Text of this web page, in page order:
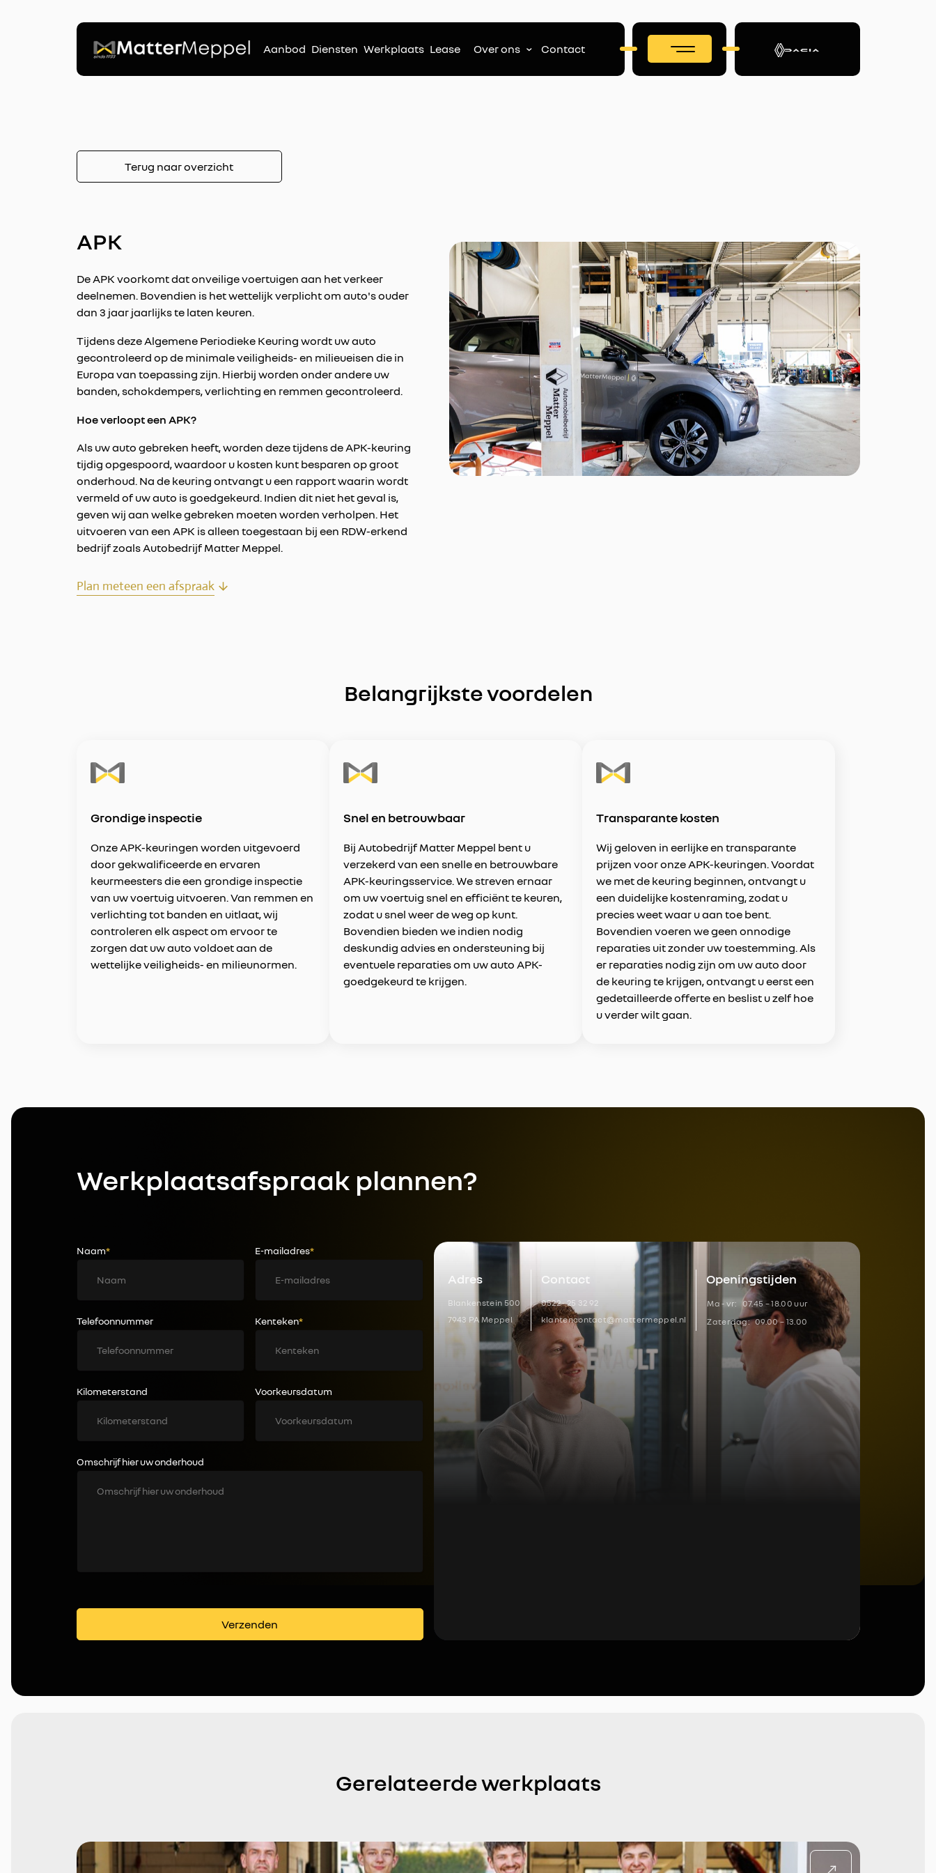
Aanbod Diensten Werkplaats Lease Over ons Contact
Terug naar overzicht
APK
De APK voorkomt dat onveilige voertuigen aan het verkeer
deelnemen. Bovendien is het wettelijk verplicht om auto's ouder
dan 3 jaar jaarlijks te laten keuren.
Tijdens deze Algemene Periodieke Keuring wordt uw auto
gecontroleerd op de minimale veiligheids- en milieueisen die in
Europa van toepassing zijn. Hierbij worden onder andere uw
banden, schokdempers, verlichting en remmen gecontroleerd.
Hoe verloopt een APK?
Als uw auto gebreken heeft, worden deze tijdens de APK-keuring
tijdig opgespoord, waardoor u kosten kunt besparen op groot
onderhoud. Na de keuring ontvangt u een rapport waarin wordt
vermeld of uw auto is goedgekeurd. Indien dit niet het geval is,
geven wij aan welke gebreken moeten worden verholpen. Het
uitvoeren van een APK is alleen toegestaan bij een RDW-erkend
bedrijf zoals Autobedrijf Matter Meppel.
Plan meteen een afspraak
Belangrijkste voordelen
Grondige inspectie
Onze APK-keuringen worden uitgevoerd
door gekwalificeerde en ervaren
keurmeesters die een grondige inspectie
van uw voertuig uitvoeren. Van remmen en
verlichting tot banden en uitlaat, wij
controleren elk aspect om ervoor te
zorgen dat uw auto voldoet aan de
wettelijke veiligheids- en milieunormen.
Snel en betrouwbaar
Bij Autobedrijf Matter Meppel bent u
verzekerd van een snelle en betrouwbare
APK-keuringsservice. We streven ernaar
om uw voertuig snel en efficiënt te keuren,
zodat u snel weer de weg op kunt.
Bovendien bieden we indien nodig
deskundig advies en ondersteuning bij
eventuele reparaties om uw auto APK-
goedgekeurd te krijgen.
Transparante kosten
Wij geloven in eerlijke en transparante
prijzen voor onze APK-keuringen. Voordat
we met de keuring beginnen, ontvangt u
een duidelijke kostenraming, zodat u
precies weet waar u aan toe bent.
Bovendien voeren we geen onnodige
reparaties uit zonder uw toestemming. Als
er reparaties nodig zijn om uw auto door
de keuring te krijgen, ontvangt u eerst een
gedetailleerde offerte en beslist u zelf hoe
u verder wilt gaan.
Werkplaatsafspraak plannen?
Naam* E-mailadres*
Telefoonnummer Kenteken*
Kilometerstand Voorkeursdatum
Omschrijf hier uw onderhoud
Verzenden
Adres
Blankenstein 500
7943 PA Meppel
Contact
0522 - 25 32 92
klantencontact@mattermeppel.nl
Openingstijden
Ma - vr:
07.45 – 18.00 uur
Zaterdag: 09.00 – 13.00
Gerelateerde werkplaats